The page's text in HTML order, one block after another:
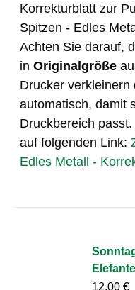
Korrekturblatt zur
Spitzen - Edles
Achten Sie darauf,
inOriginalgröße
Drucker verkleinern
automatisch, damit
Druckbereich
auf folgenden Link:
Edles Metall -
12,00€